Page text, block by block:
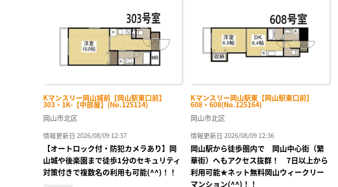
Kマンスリー岡山城前【岡山駅東口前】
303・1K-【中部屋】(No.125114)
録
岡山市北区
情報更新日 2026/08/09 12:37
【オートロック付・防犯カメラあり】岡
山城や後楽園まで徒歩1分のセキュリティ
対策付きで複数名の利用も可能(^^)！！
Kマンスリー岡山駅東【岡山駅東口前】
608・608(No.125164)
岡山市北区
情報更新日 2026/08/09 12:36
岡山駅から徒歩圏内で 岡山中心街（繁
華街）へもアクセス抜群！ 7日以上から
利用可能★ネット無料岡山ウィークリー
マンション(^^)！！